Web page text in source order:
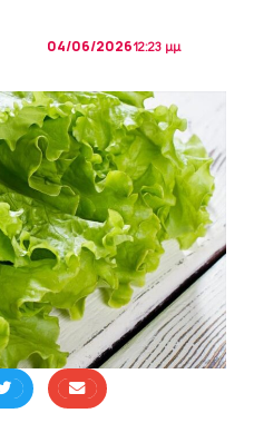
04/06/202612:23 μμ